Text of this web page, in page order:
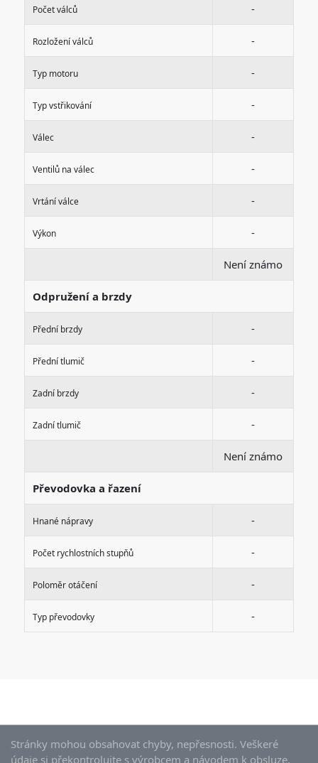
Počet válců -
Rozložení válců -
Typ motoru -
Typ vstřikování -
Válec -
Ventilů na válec -
Vrtání válce -
Výkon -
Není známo
Odpružení a brzdy
Přední brzdy -
Přední tlumič -
Zadní brzdy -
Zadní tlumič -
Není známo
Převodovka a řazení
Hnané nápravy -
Počet rychlostních stupňů -
Poloměr otáčení -
Typ převodovky -
Stránky mohou obsahovat chyby, nepřesnosti. Veškeré
údaje si překontrolujte s výrobcem a návodem k obsluze.